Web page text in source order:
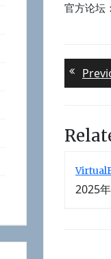
官方论坛：
文
导
航
2025